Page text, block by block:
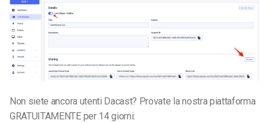
Non siete ancora utenti Dacast? Provate la nostra piattaforma
GRATUITAMENTE per 14 giorni: